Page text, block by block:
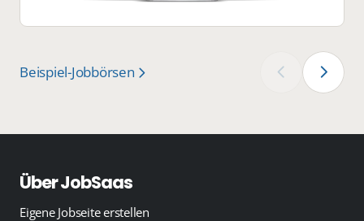
Beispiel-Jobbörsen ‹ ›
Über JobSaas
Eigene Jobseite erstellen